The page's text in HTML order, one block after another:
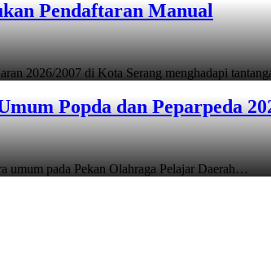
Pendaftaran Manual
2026/2007 di Kota Serang menghadapi
Popda dan Peparpeda
umum pada Pekan Olahraga Pelajar Daerah…